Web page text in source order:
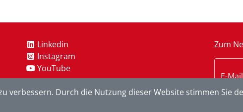
Linkedin
Instagram
YouTube
Zum
verbessern. Durch die Nutzung dieser Website stimmen Sie